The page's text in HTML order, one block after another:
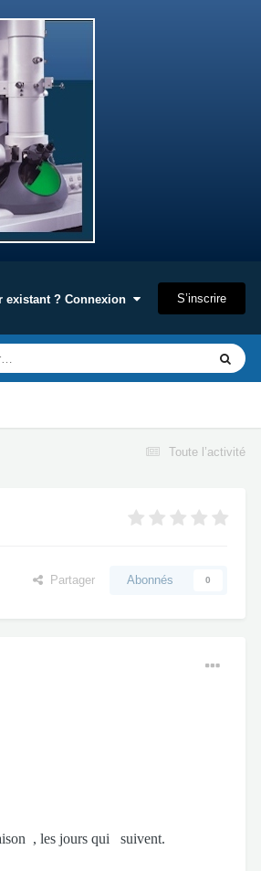
existant ? Connexion S’inscrire
Toute l’activité
Partager Abonnés 0
, les jours qui suivent.